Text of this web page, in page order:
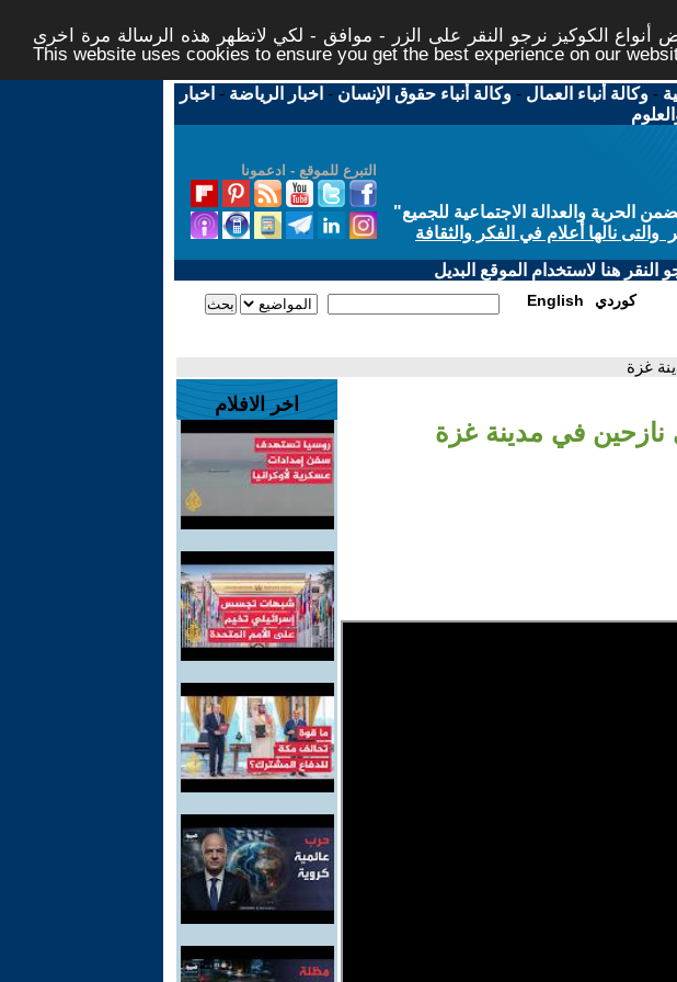
الكوكيز نرجو النقر على الزر - موافق - لكي لاتظهر هذه الرسالة مرة اخرى -
This website uses cookies to ensure you get the best experience on our
-وكالة أنباء العمال -وكالة أنباء حقوق الإنسان - اخبار الرياضة - اخبار
التبرع للموقع - ادعمونا
والعدالة الاجتماعية للجميع"
نالها أعلام في الفكر والثقافة
هنا لاستخدام الموقع البديل
English كوردي
غزة
في مدينة غزة
اخر الافلام